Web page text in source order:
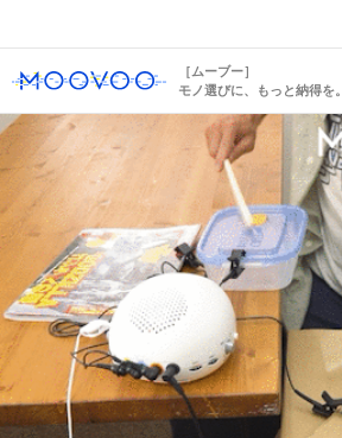
［ムーブー］
モノ選びに、もっと納得を。